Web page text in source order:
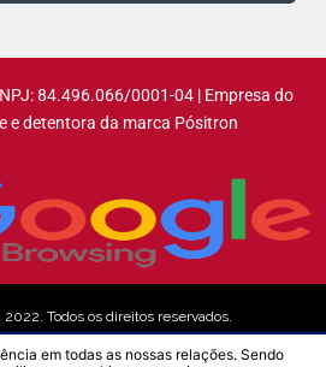
84.496.066/0001-04 | Empresa do
e detentora da marca Pósitron
Todos os direitos reservados.
em todas as nossas relações. Sendo